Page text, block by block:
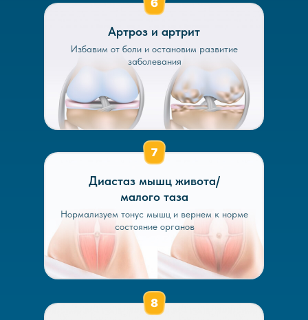
Артроз и артрит
Диастаз мышц живота/
малого таза
Нормализуем тонус мышц и вернем к норме
состояние органов
Избавим от боли и остановим развитие
заболевания